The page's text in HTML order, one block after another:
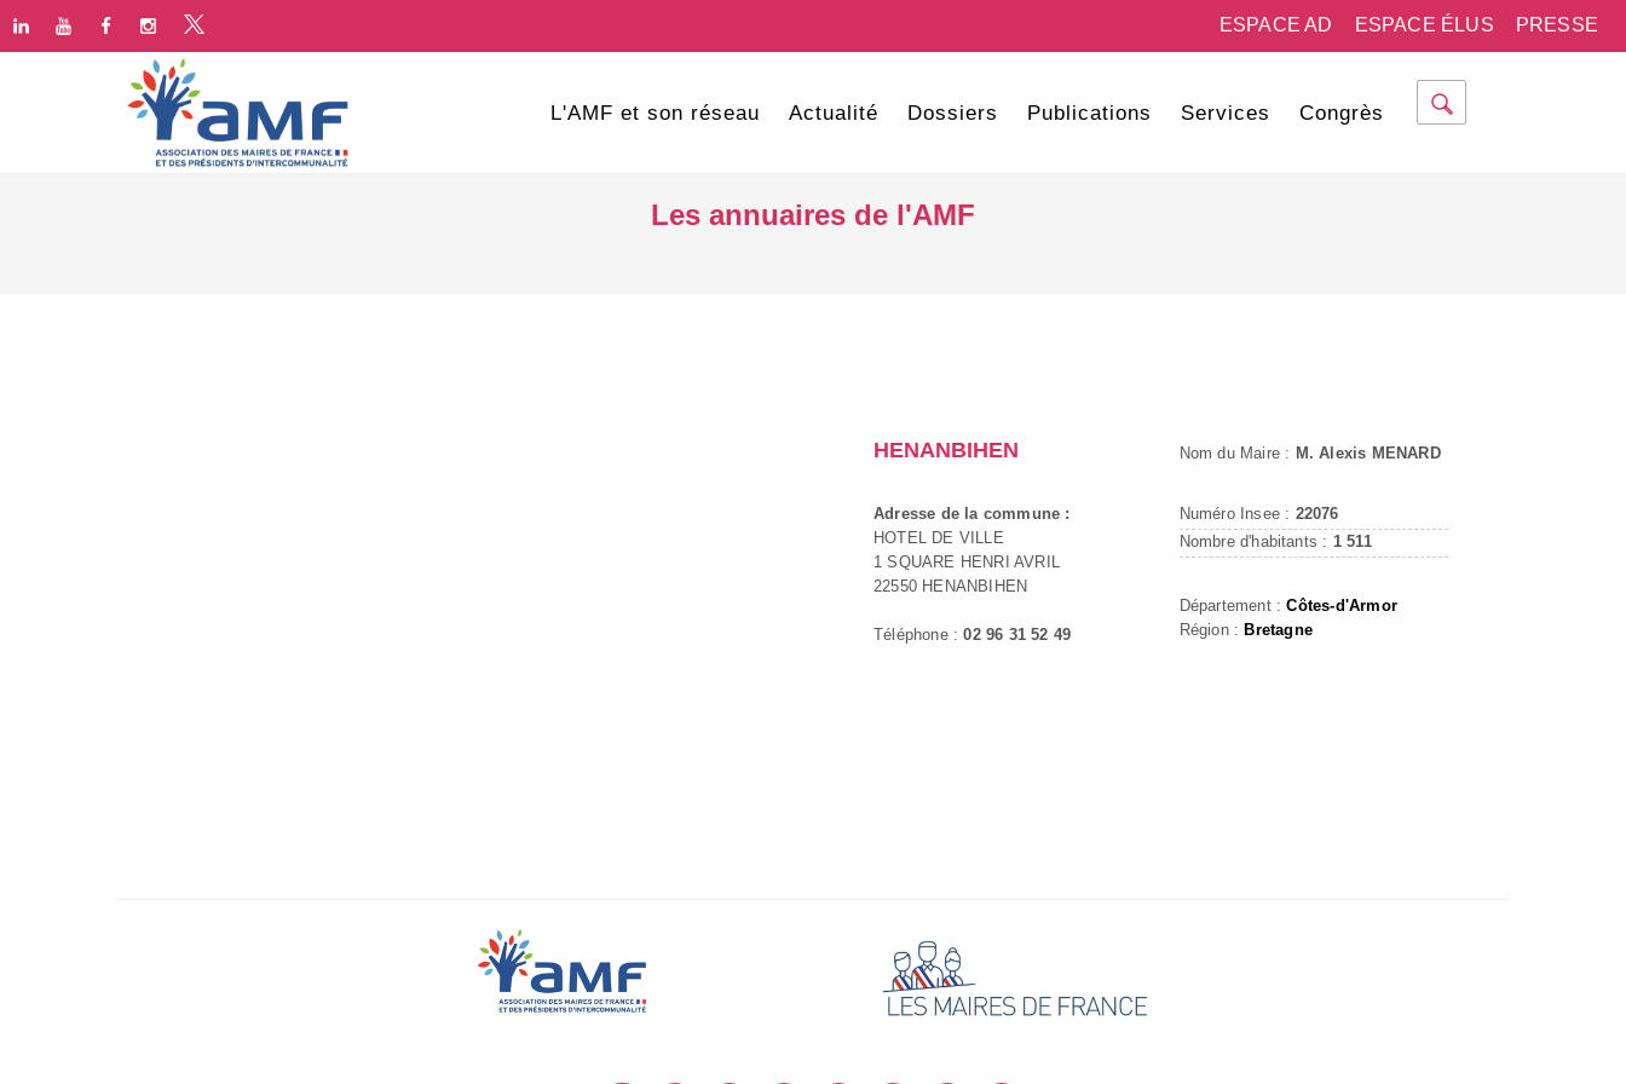
PRESSE
ESPACE ÉLUS
ESPACE AD
L'AMF et son réseau Actualité Dossiers Publications Services Congrès
Les annuaires de l'AMF
HENANBIHEN
Adresse de la commune :
HOTEL DE VILLE
1 SQUARE HENRI AVRIL
22550 HENANBIHEN
Téléphone :02 96 31 52 49
Nom du Maire : M. Alexis MENARD
Numéro Insee : 22076
Nombre d'habitants : 1 511
Département :Côtes-d'Armor
Région : Bretagne